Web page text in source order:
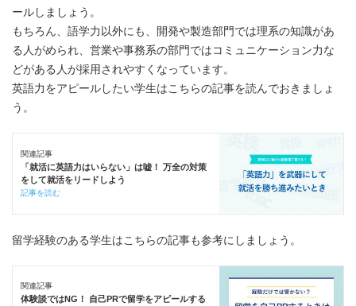
ールしましょう。
もちろん、語学力以外にも、開発や製造部門では理系の知識があ
る人がめられ、営業や事務系の部門ではコミュニケーション力な
どがある人が採用されやすくなっています。
英語力をアピールしたい学生はこちらの記事を読んでおきましょ
う。
関連記事
「就活に英語力はいらない」は嘘！ 万全の対策
をして就活をリードしよう
記事を読む
留学経験のある学生はこちらの記事も参考にしましょう。
関連記事
体験談ではNG！ 自己PRで留学をアピールする